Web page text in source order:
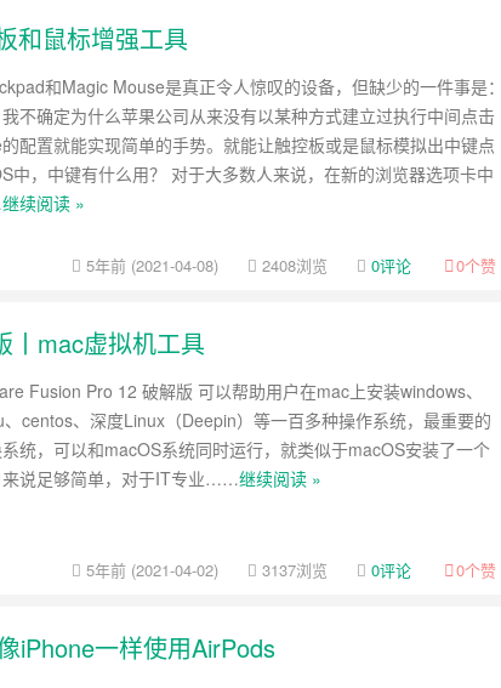
和鼠标增强工具
和Magic Mouse是真正令人惊叹的设备，但缺少的一件事是
不确定为什么苹果公司从来没有以某种方式建立过执行中间点击
配置就能实现简单的手势。就能让触控板或是鼠标模拟出中键点
中，中键有什么用？ 对于大多数人来说，在新的浏览器选项卡中
继续阅读 »
5年前 (2021-04-08) 2408浏览 0评论 0个赞
丨mac虚拟机工具
Fusion Pro 12 破解版 可以帮助用户在mac上安装windows、
centos、深度Linux（Deepin）等一百多种操作系统，最重要的
统，可以和macOS系统同时运行，就类似于macOS安装了一个
来说足够简单，对于IT专业……继续阅读 »
5年前 (2021-04-02) 3137浏览 0评论 0个赞
iPhone一样使用AirPods